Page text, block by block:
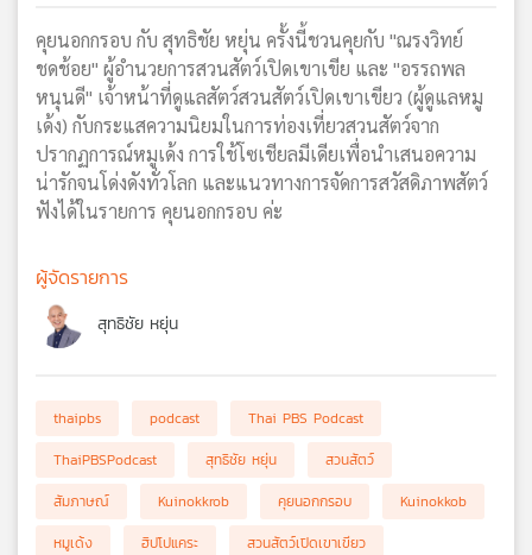
คุยนอกกรอบ กับ สุทธิชัย หยุ่น ครั้งนี้ชวนคุยกับ "ณรงวิทย์
ชดช้อย" ผู้อำนวยการสวนสัตว์เปิดเขาเขีย และ "อรรถพล
หนุนดี" เจ้าหน้าที่ดูแลสัตว์สวนสัตว์เปิดเขาเขียว (ผู้ดูแลหมู
เด้ง) กับกระแสความนิยมในการท่องเที่ยวสวนสัตว์จาก
ปรากฏการณ์หมูเด้ง การใช้โซเชียลมีเดียเพื่อนำเสนอความ
น่ารักจนโด่งดังทั่วโลก และแนวทางการจัดการสวัสดิภาพสัตว์
ฟังได้ในรายการ คุยนอกกรอบ ค่ะ
ผู้จัดรายการ
สุทธิชัย หยุ่น
thaipbs podcast
Thai PBS Podcast
ThaiPBSPodcast
สุทธิชัย หยุ่น
สวนสัตว์
สัมภาษณ์
Kuinokkrob คุยนอกกรอบ
Kuinokkob
หมูเด้ง
ฮิปโปแคระ
สวนสัตว์เปิดเขาเขียว